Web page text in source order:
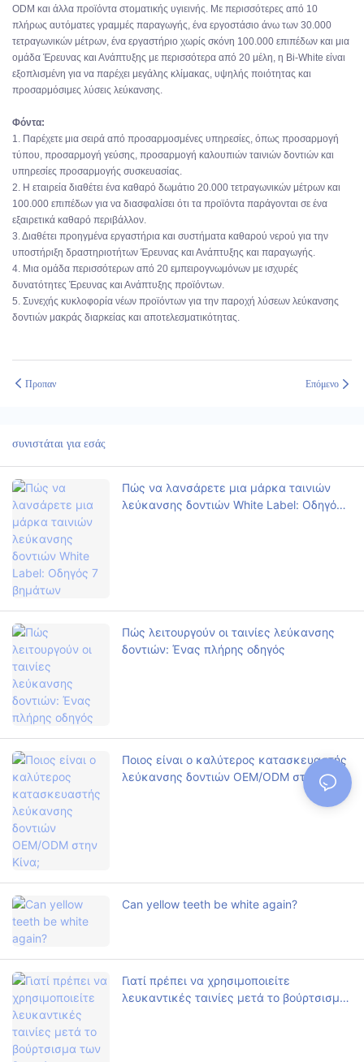
ODM και άλλα προϊόντα στοματικής υγιεινής. Με περισσότερες από 10
πλήρως αυτόματες γραμμές παραγωγής, ένα εργοστάσιο άνω των 30.000
τετραγωνικών μέτρων, ένα εργαστήριο χωρίς σκόνη 100.000 επιπέδων και μια
ομάδα Έρευνας και Ανάπτυξης με περισσότερα από 20 μέλη, η Bi-White είναι
εξοπλισμένη για να παρέχει μεγάλης κλίμακας, υψηλής ποιότητας και
προσαρμόσιμες λύσεις λεύκανσης.
Φόντα:
1. Παρέχετε μια σειρά από προσαρμοσμένες υπηρεσίες, όπως προσαρμογή
τύπου, προσαρμογή γεύσης, προσαρμογή καλουπιών ταινιών δοντιών και
υπηρεσίες προσαρμογής συσκευασίας.
2. Η εταιρεία διαθέτει ένα καθαρό δωμάτιο 20.000 τετραγωνικών μέτρων και
100.000 επιπέδων για να διασφαλίσει ότι τα προϊόντα παράγονται σε ένα
εξαιρετικά καθαρό περιβάλλον.
3. Διαθέτει προηγμένα εργαστήρια και συστήματα καθαρού νερού για την
υποστήριξη δραστηριοτήτων Έρευνας και Ανάπτυξης και παραγωγής.
4. Μια ομάδα περισσότερων από 20 εμπειρογνωμόνων με ισχυρές
δυνατότητες Έρευνας και Ανάπτυξης προϊόντων.
5. Συνεχής κυκλοφορία νέων προϊόντων για την παροχή λύσεων λεύκανσης
δοντιών μακράς διαρκείας και αποτελεσματικότητας.
Προπαν Επόμενο
συνιστάται για εσάς
Πώς να λανσάρετε μια μάρκα ταινιών
λεύκανσης δοντιών White Label: Οδηγός
Πώς λειτουργούν οι ταινίες λεύκανσης
δοντιών: Ένας πλήρης οδηγός
Ποιος είναι ο καλύτερος κατασκευαστής
λεύκανσης δοντιών OEM/ODM στην Κίνα;
Can yellow teeth be white again?
Γιατί πρέπει να χρησιμοποιείτε
λευκαντικές ταινίες μετά το βούρτσισμα